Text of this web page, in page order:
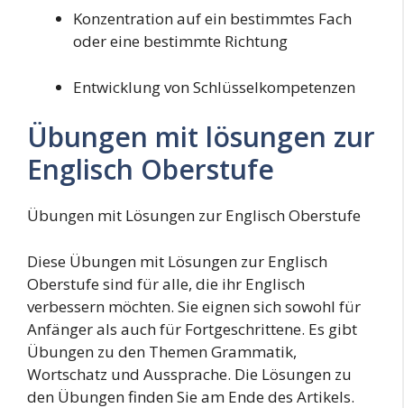
Konzentration auf ein bestimmtes Fach
oder eine bestimmte Richtung
Entwicklung von Schlüsselkompetenzen
Übungen mit lösungen zur
Englisch Oberstufe
Übungen mit Lösungen zur Englisch Oberstufe
Diese Übungen mit Lösungen zur Englisch
Oberstufe sind für alle, die ihr Englisch
verbessern möchten. Sie eignen sich sowohl für
Anfänger als auch für Fortgeschrittene. Es gibt
Übungen zu den Themen Grammatik,
Wortschatz und Aussprache. Die Lösungen zu
den Übungen finden Sie am Ende des Artikels.